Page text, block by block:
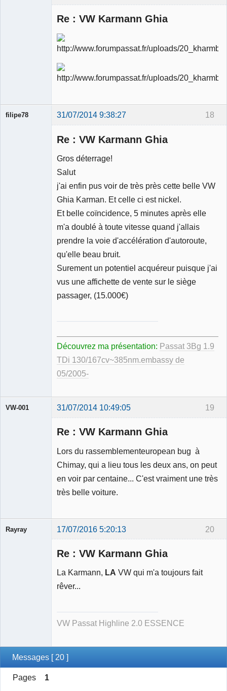
Re : VW Karmann Ghia
18
filipe78 31/07/2014 9:38:27
Re : VW Karmann Ghia
Gros déterrage!
Salut
j'ai enfin pus voir de très près cette belle VW
Ghia Karman. Et celle ci est nickel.
Et belle coïncidence, 5 minutes après elle
m'a doublé à toute vitesse quand j'allais
prendre la voie d'accélération d'autoroute,
qu'elle beau bruit.
Surement un potentiel acquéreur puisque j'ai
vus une affichette de vente sur le siège
passager, (15.000€)
Découvrez ma présentation: Passat 3Bg 1.9
TDi 130/167cv~385nm.embassy de
05/2005-
19
VW-001 31/07/2014 10:49:05
Re : VW Karmann Ghia
Lors du rassemblementeuropean bug à
Chimay, qui a lieu tous les deux ans, on peut
en voir par centaine... C'est vraiment une très
très belle voiture.
20
Rayray 17/07/2016 5:20:13
Re : VW Karmann Ghia
La Karmann, LA VW qui m'a toujours fait
rêver...
VW Passat Highline 2.0 ESSENCE
Messages [ 20 ]
Pages 1